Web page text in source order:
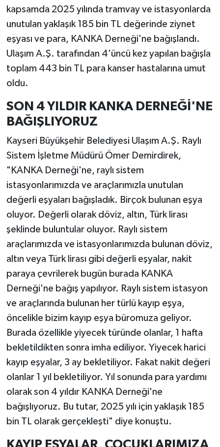
kapsamda 2025 yılında tramvay ve istasyonlarda
unutulan yaklaşık 185 bin TL değerinde ziynet
eşyası ve para, KANKA Derneği'ne bağışlandı.
Ulaşım A.Ş. tarafından 4'üncü kez yapılan bağışla
toplam 443 bin TL para kanser hastalarına umut
oldu.
SON 4 YILDIR KANKA DERNEĞİ'NE
BAĞIŞLIYORUZ
Kayseri Büyükşehir Belediyesi Ulaşım A.Ş. Raylı
Sistem İşletme Müdürü Ömer Demirdirek,
"KANKA Derneği'ne, raylı sistem
istasyonlarımızda ve araçlarımızla unutulan
değerli eşyaları bağışladık. Birçok bulunan eşya
oluyor. Değerli olarak döviz, altın, Türk lirası
şeklinde buluntular oluyor. Raylı sistem
araçlarımızda ve istasyonlarımızda bulunan döviz,
altın veya Türk lirası gibi değerli eşyalar, nakit
paraya çevrilerek bugün burada KANKA
Derneği'ne bağış yapılıyor. Raylı sistem istasyon
ve araçlarında bulunan her türlü kayıp eşya,
öncelikle bizim kayıp eşya büromuza geliyor.
Burada özellikle yiyecek türünde olanlar, 1 hafta
bekletildikten sonra imha ediliyor. Yiyecek harici
kayıp eşyalar, 3 ay bekletiliyor. Fakat nakit değeri
olanlar 1 yıl bekletiliyor. Yıl sonunda para yardımı
olarak son 4 yıldır KANKA Derneği'ne
bağışlıyoruz. Bu tutar, 2025 yılı için yaklaşık 185
bin TL olarak gerçekleşti" diye konuştu.